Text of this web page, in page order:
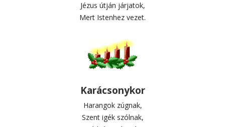
Jézus útján járjatok,
Mert Istenhez vezet.
Karácsonykor
Harangok zúgnak,
Szent igék szólnak,